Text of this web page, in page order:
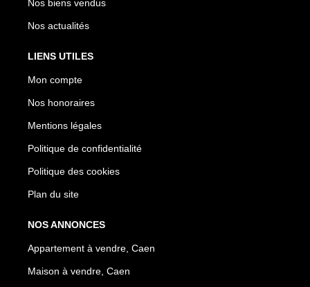
Nos biens vendus
Nos actualités
LIENS UTILES
Mon compte
Nos honoraires
Mentions légales
Politique de confidentialité
Politique des cookies
Plan du site
NOS ANNONCES
Appartement à vendre, Caen
Maison à vendre, Caen